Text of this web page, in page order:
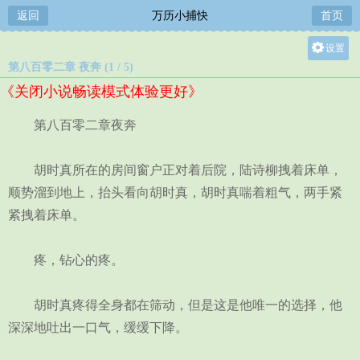
返回 万历小捕快 首页
设置
第八百零二章 夜奔 (1 / 5)
《关闭小说畅读模式体验更好》
第八百零二章夜奔
胡时真所在的房间窗户正对着后院，陆诗柳拽着床单，
顺势溜到地上，抬头看向胡时真，胡时真喘着粗气，两手紧
紧拽着床单。
疼，钻心的疼。
胡时真疼得全身都在筛动，但是这是他唯一的选择，他
深深地吐出一口气，缓缓下降。